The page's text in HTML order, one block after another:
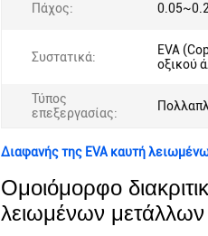
Πάχος:
Συστατικά:
EVA
οξικού
Τύπος
επεξεργασίας:
Διαφανής της EVA καυτή
Ομοιόμορφο
λειωμένων μετάλλων